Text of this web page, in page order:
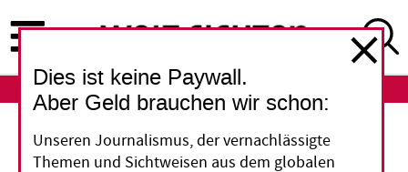
zum
Inhalt
ABO
Welthandel
Dies ist keine Paywall.
Aber Geld brauchen wir schon:
Unseren Journalismus, der vernachlässigte
Themen und Sichtweisen aus dem globalen